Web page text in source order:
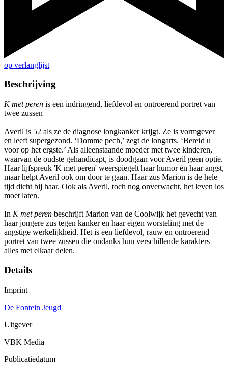
op verlanglijst
Beschrijving
K met peren is een indringend, liefdevol en ontroerend portret van
twee zussen
Averil is 52 als ze de diagnose longkanker krijgt. Ze is vormgever
en leeft supergezond. ‘Domme pech,’ zegt de longarts. ‘Bereid u
voor op het ergste.’ Als alleenstaande moeder met twee kinderen,
waarvan de oudste gehandicapt, is doodgaan voor Averil geen optie.
Haar lijfspreuk 'K met peren' weerspiegelt haar humor én haar angst,
maar helpt Averil ook om door te gaan. Haar zus Marion is de hele
tijd dicht bij haar. Ook als Averil, toch nog onverwacht, het leven los
moet laten.
In K met peren beschrijft Marion van de Coolwijk het gevecht van
haar jongere zus tegen kanker en haar eigen worsteling met de
angstige werkelijkheid. Het is een liefdevol, rauw en ontroerend
portret van twee zussen die ondanks hun verschillende karakters
alles met elkaar delen.
Details
Imprint
De Fontein Jeugd
Uitgever
VBK Media
Publicatiedatum